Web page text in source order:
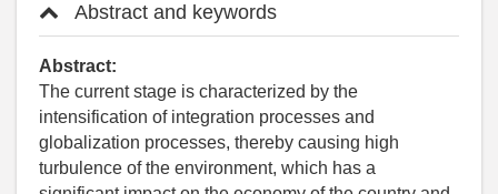
Abstract and keywords
Abstract:
The current stage is characterized by the
intensification of integration processes and
globalization processes, thereby causing high
turbulence of the environment, which has a